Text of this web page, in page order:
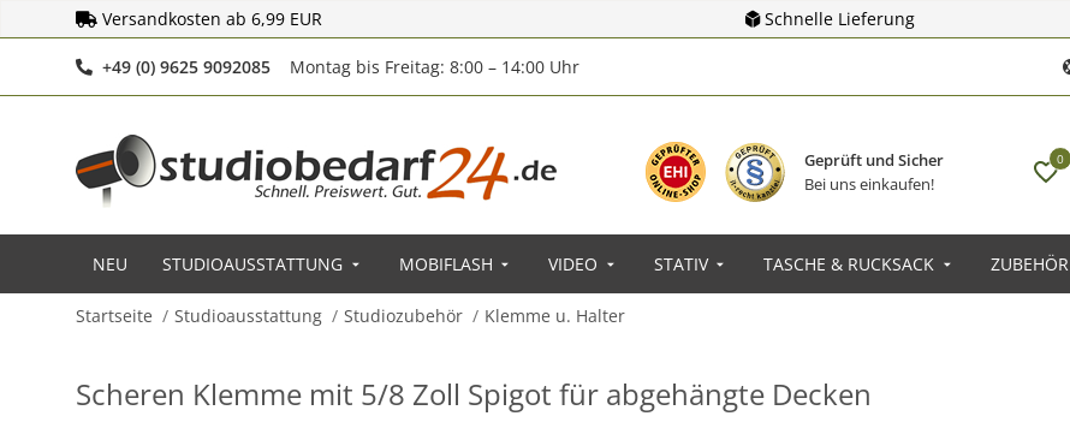
Versandkosten ab 6,99 EUR Schnelle Lieferung
+49 (0) 9625 9092085Telefonnummer
Montag bis Freitag: 8:00 – 14:00 Uhr
Geprüft und Sicher
Bei uns einkaufen!
0
NEU STUDIOAUSSTATTUNG MOBIFLASH VIDEO STATIV TASCHE & RUCKSACK ZUBEHÖR
Startseite Studioausstattung Studiozubehör Klemme u. Halter
Scheren Klemme mit 5/8 Zoll Spigot für abgehängte Decken